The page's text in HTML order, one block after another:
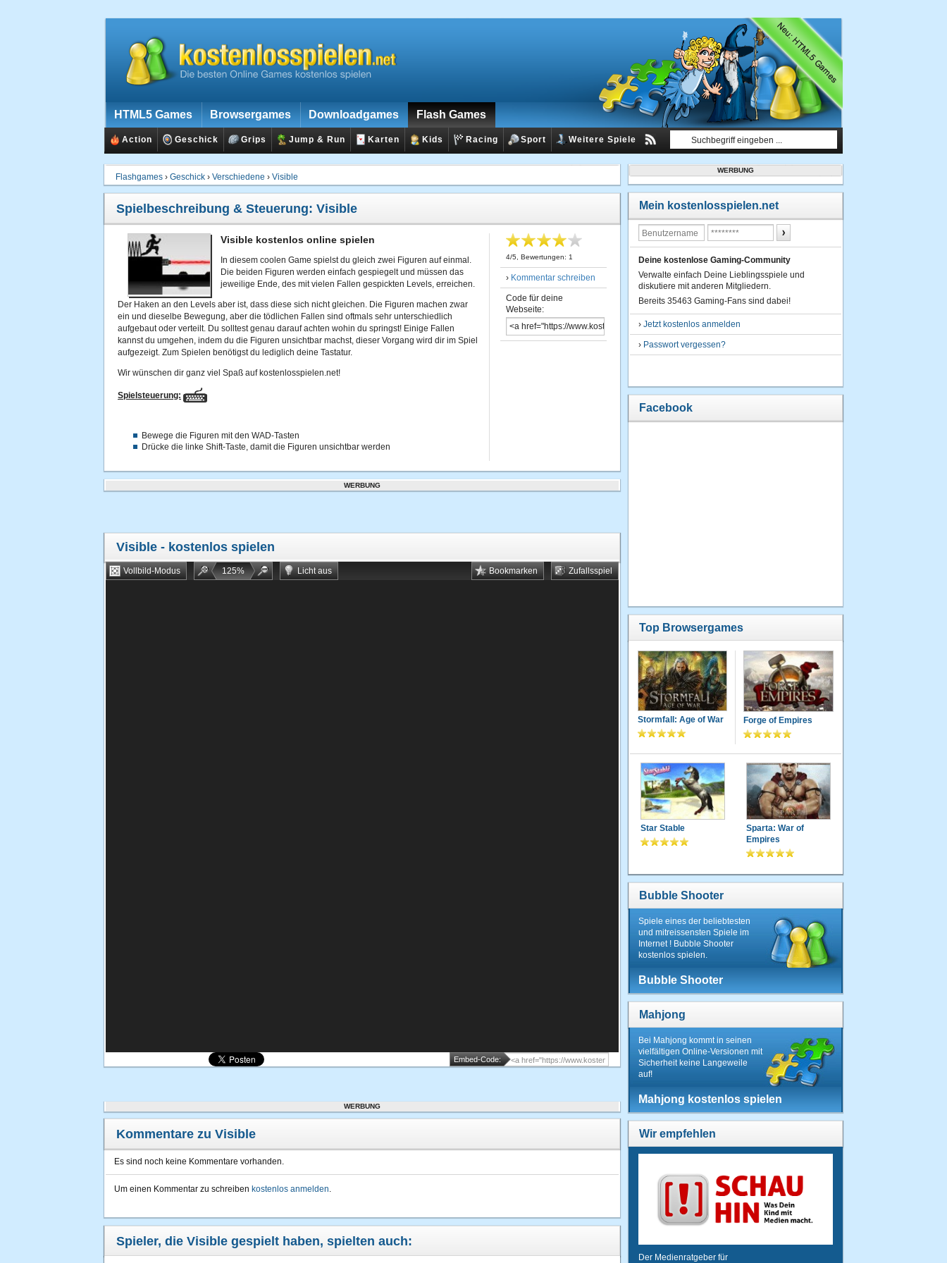
HTML5 Games Browsergames Downloadgames Flash Games
Action Geschick Grips Jump & Run Karten Kids Racing Sport Weitere Spiele
Flashgames › Geschick › Verschiedene › Visible
Spielbeschreibung & Steuerung: Visible
Visible kostenlos online spielen
In diesem coolen Game spielst du gleich zwei Figuren auf einmal.
Die beiden Figuren werden einfach gespiegelt und müssen das
jeweilige Ende, des mit vielen Fallen gespickten Levels, erreichen.
Der Haken an den Levels aber ist, dass diese sich nicht gleichen. Die Figuren machen zwar
ein und dieselbe Bewegung, aber die tödlichen Fallen sind oftmals sehr unterschiedlich
aufgebaut oder verteilt. Du solltest genau darauf achten wohin du springst! Einige Fallen
kannst du umgehen, indem du die Figuren unsichtbar machst, dieser Vorgang wird dir im Spiel
aufgezeigt. Zum Spielen benötigst du lediglich deine Tastatur.
Wir wünschen dir ganz viel Spaß auf kostenlosspielen.net!
Spielsteuerung:
Bewege die Figuren mit den WAD-Tasten
Drücke die linke Shift-Taste, damit die Figuren unsichtbar werden
4/5 , Bewertungen: 1
› Kommentar schreiben
Code für deine
Webseite:
WERBUNG
Visible - kostenlos spielen
Vollbild-Modus 125% Licht aus Zufallsspiel
Bookmarken
Embed-Code:
WERBUNG
Kommentare zu Visible
Es sind noch keine Kommentare vorhanden.
Um einen Kommentar zu schreiben kostenlos anmelden.
Spieler, die Visible gespielt haben, spielten auch:
WERBUNG
Mein kostenlosspielen.net
Deine kostenlose Gaming-Community
Verwalte einfach Deine Lieblingsspiele und
diskutiere mit anderen Mitgliedern.
Bereits 35463 Gaming-Fans sind dabei!
› Jetzt kostenlos anmelden
› Passwort vergessen?
Facebook
Top Browsergames
Stormfall: Age of War Forge of Empires
Star Stable
Sparta: War of
Empires
Bubble Shooter
Spiele eines der beliebtesten
und mitreissensten Spiele im
Internet ! Bubble Shooter
kostenlos spielen.
Bubble Shooter
Mahjong
Bei Mahjong kommt in seinen
vielfältigen Online-Versionen mit
Sicherheit keine Langeweile
auf!
Mahjong kostenlos spielen
Wir empfehlen
Der Medienratgeber für